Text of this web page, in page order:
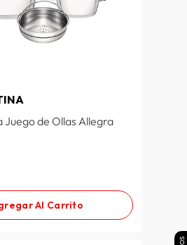
Juego de Ollas Allegra
Al Carrito